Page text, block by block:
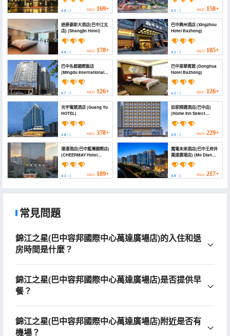
4.6 / 5 HKD 169+ 4.5/ 5 HKD 158+
途麥豪斯大酒店(巴中江北
店) (Shangjin Hotel)
4.6 / 5 HKD 178+
巴中興州酒店 (Xingzhou
Hotel Bazhong)
4.1/ 5 HKD 185+
巴中名都國際飯店
(Mingdu International
Hotel)
3.7 / 5 HKD 126+
巴中東華賓館 (Donghua
Hotel Bazhong)
4.2/ 5 HKD 126+
光宇電競酒店 (Guang Yu
HOTEL)
4.8 / 5 HKD 378+
如家精選酒店(巴中店)
(Home Inn Select
(Bazhong ))
4.9/ 5 HKD 229+
潮漫酒店(巴中藍灣國際店)
(CHEERMAY Hotel
(Bazhong Lanwan
International))
4.1 / 5 HKD 189+
魔電未來酒店(巴中王府井
萬達廣場店) (Mo Dian
Hotel)
4.8/ 5 HKD 217+
常見問題
錦江之星(巴中容邦國際中心萬達廣場店)的入住和退
房時間是什麼？
錦江之星(巴中容邦國際中心萬達廣場店)是否提供早
餐？
錦江之星(巴中容邦國際中心萬達廣場店)附近是否有
機場？